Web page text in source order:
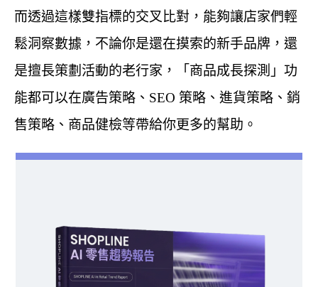
而透過這樣雙指標的交叉比對，能夠讓店家們輕
鬆洞察數據，不論你是還在摸索的新手品牌，還
是擅長策劃活動的老行家，「商品成長探測」功
能都可以在廣告策略、SEO 策略、進貨策略、銷
售策略、商品健檢等帶給你更多的幫助。